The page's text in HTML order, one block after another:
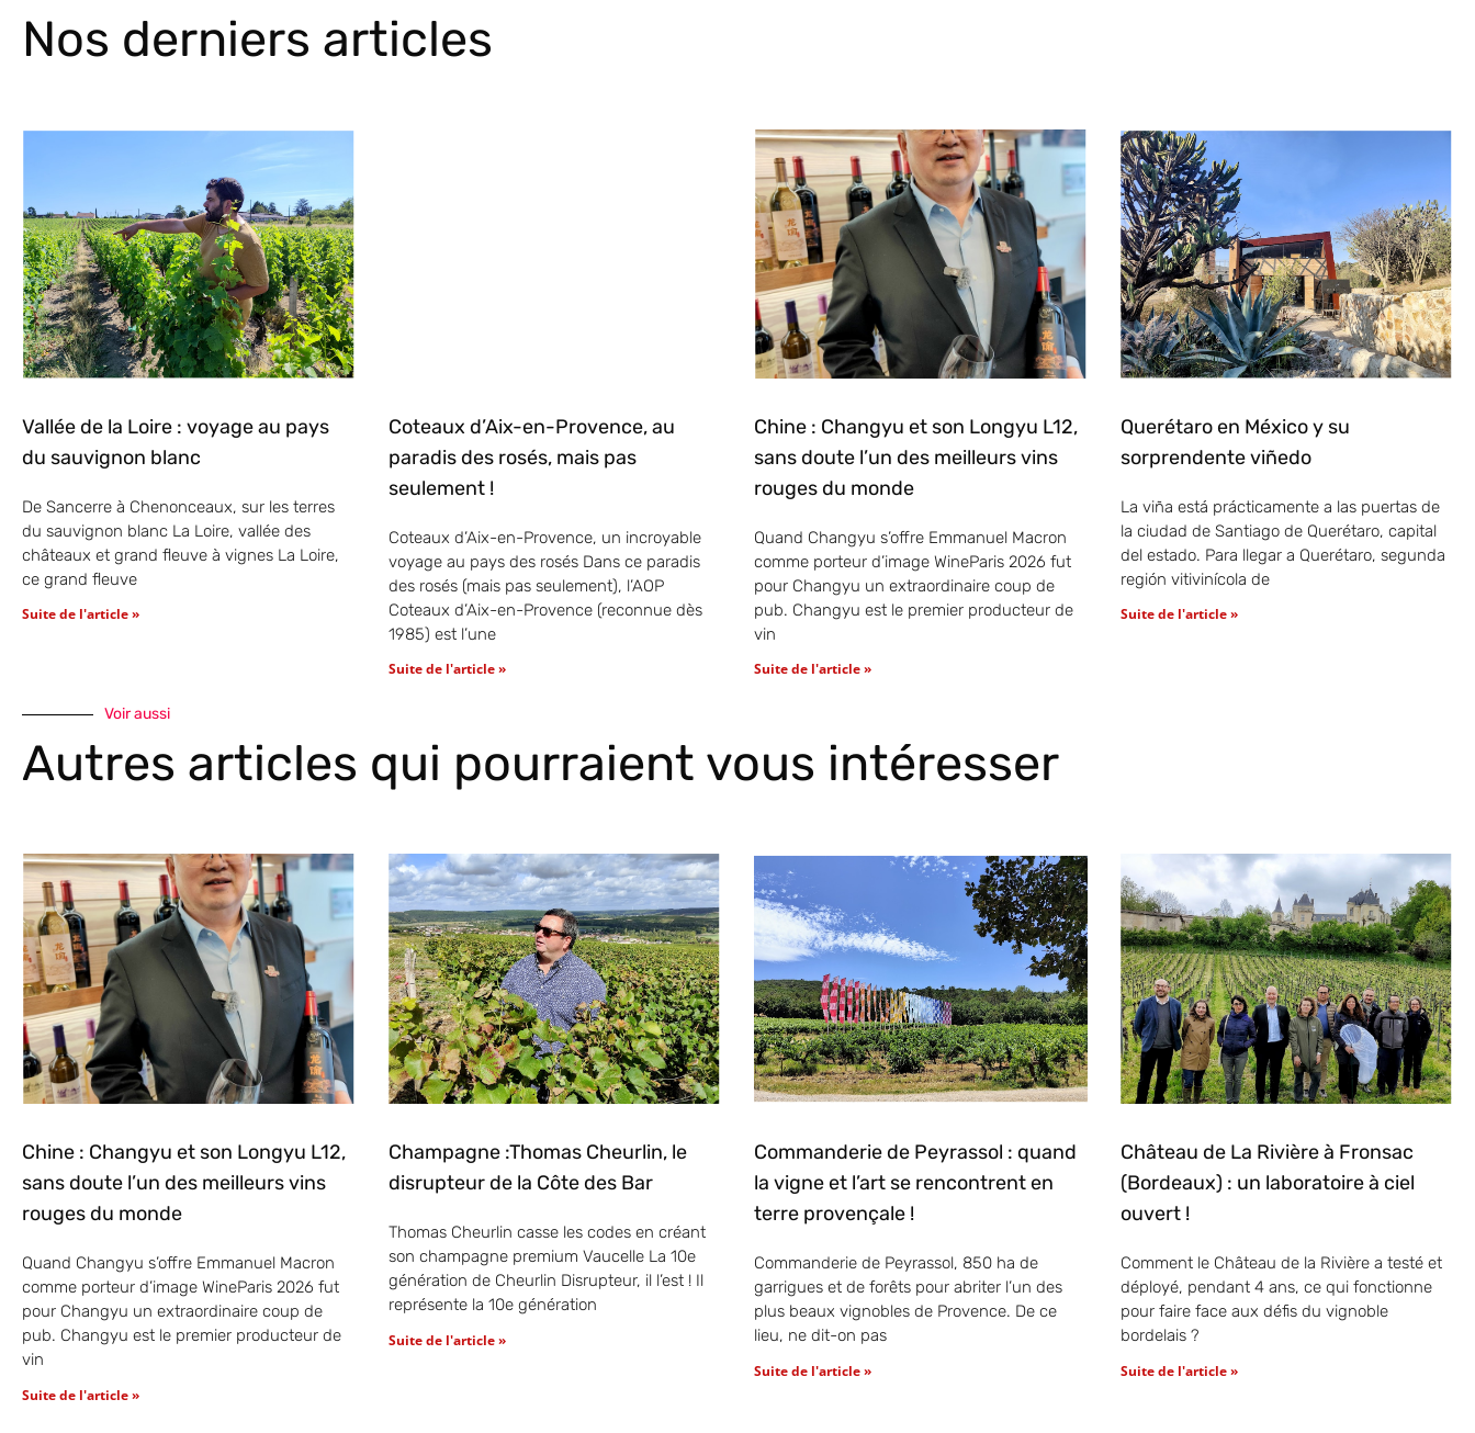
Nos derniers articles
Vallée de la Loire : voyage au pays
du sauvignon blanc
De Sancerre à Chenonceaux, sur les terres
du sauvignon blanc La Loire, vallée des
châteaux et grand fleuve à vignes La Loire,
ce grand fleuve
Suite de l'article »
Coteaux d’Aix-en-Provence, au
paradis des rosés, mais pas
seulement !
Coteaux d’Aix-en-Provence, un incroyable
voyage au pays des rosés Dans ce paradis
des rosés (mais pas seulement), l’AOP
Coteaux d’Aix-en-Provence (reconnue dès
1985) est l’une
Suite de l'article »
Chine : Changyu et son Longyu L12,
sans doute l’un des meilleurs vins
rouges du monde
Quand Changyu s’offre Emmanuel Macron
comme porteur d’image WineParis 2026 fut
pour Changyu un extraordinaire coup de
pub. Changyu est le premier producteur de
vin
Suite de l'article »
Querétaro en México y su
sorprendente viñedo
La viña está prácticamente a las puertas de
la ciudad de Santiago de Querétaro, capital
del estado. Para llegar a Querétaro, segunda
región vitivinícola de
Suite de l'article »
Voir aussi
Autres articles qui pourraient vous intéresser
Chine : Changyu et son Longyu L12,
sans doute l’un des meilleurs vins
rouges du monde
Quand Changyu s’offre Emmanuel Macron
comme porteur d’image WineParis 2026 fut
pour Changyu un extraordinaire coup de
pub. Changyu est le premier producteur de
vin
Suite de l'article »
Champagne :Thomas Cheurlin, le
disrupteur de la Côte des Bar
Thomas Cheurlin casse les codes en créant
son champagne premium Vaucelle La 10e
génération de Cheurlin Disrupteur, il l’est ! Il
représente la 10e génération
Suite de l'article »
Commanderie de Peyrassol : quand
la vigne et l’art se rencontrent en
terre provençale !
Commanderie de Peyrassol, 850 ha de
garrigues et de forêts pour abriter l’un des
plus beaux vignobles de Provence. De ce
lieu, ne dit-on pas
Suite de l'article »
Château de La Rivière à Fronsac
(Bordeaux) : un laboratoire à ciel
ouvert !
Comment le Château de la Rivière a testé et
déployé, pendant 4 ans, ce qui fonctionne
pour faire face aux défis du vignoble
bordelais ?
Suite de l'article »